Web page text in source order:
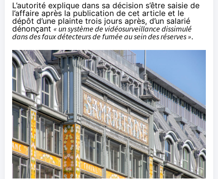
L’autorité explique dans sa décision s’être saisie de
l’affaire après la publication de cet article et le
dépôt d’une plainte trois jours après, d’un salarié
dénonçant « un système de vidéosurveillance dissimulé
dans des faux détecteurs de fumée au sein des réserves ».